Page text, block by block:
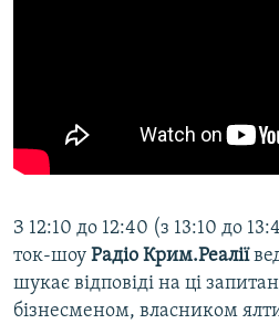
З 12:10 до 12:40 (з 13:10 до
ток-шоу Радіо Крим.Реалії
шукає відповіді на ці
бізнесменом, власником